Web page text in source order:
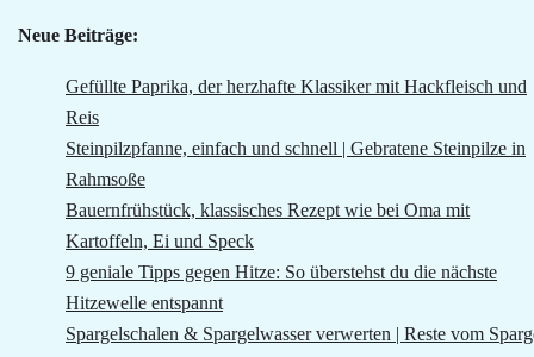
Neue Beiträge:
Gefüllte Paprika, der herzhafte Klassiker mit Hackfleisch und
Reis
Steinpilzpfanne, einfach und schnell | Gebratene Steinpilze in
Rahmsoße
Bauernfrühstück, klassisches Rezept wie bei Oma mit
Kartoffeln, Ei und Speck
9 geniale Tipps gegen Hitze: So überstehst du die nächste
Hitzewelle entspannt
Spargelschalen & Spargelwasser verwerten | Reste vom